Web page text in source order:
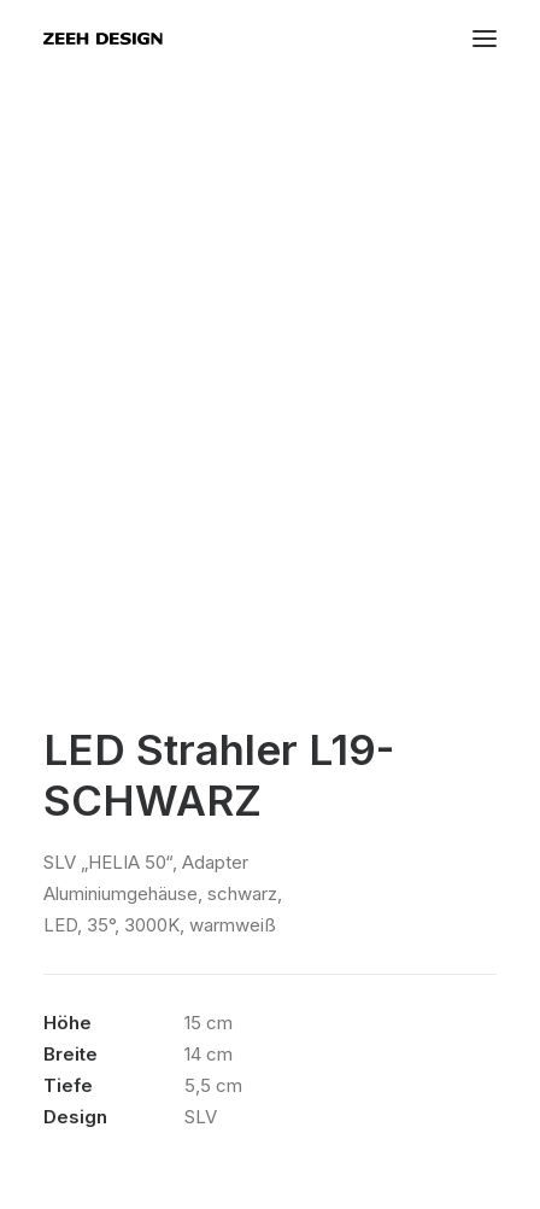
LED Strahler L19-
SCHWARZ
SLV „HELIA 50“, Adapter
Aluminiumgehäuse, schwarz,
LED, 35°, 3000K, warmweiß
Höhe
15 cm
Breite
14 cm
Tiefe
5,5 cm
Design
SLV